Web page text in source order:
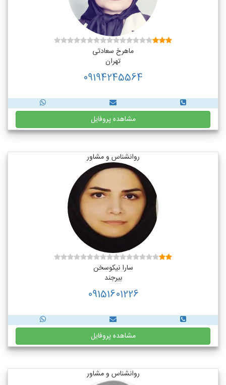
ماهرخ سعادتی
تهران
09194245564
مشاهده پروفایل
روانشناس و مشاور
سارا نیکوسخن
بیرجند
09151601226
مشاهده پروفایل
روانشناس و مشاور